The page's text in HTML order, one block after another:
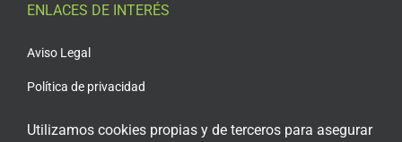
ENLACES DE INTERÉS
Aviso Legal
Política de privacidad
Utilizamos cookies propias y de terceros para asegurar